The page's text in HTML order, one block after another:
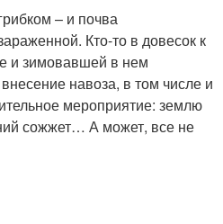
– и почва
Кто-то в довесок к
и зимовавшей в нем
навоза, в том числе и
мероприятие: землю
сожжет… А может, все не